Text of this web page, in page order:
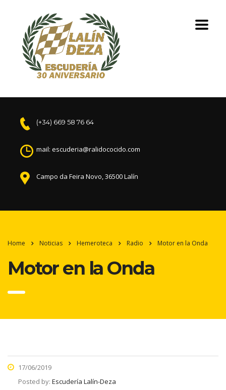
(+34) 669 58 76 64
mail: escuderia@ralidococido.com
Campo da Feira Novo, 36500 Lalín
Home Noticias Hemeroteca Radio Motor en la Onda
Motor en la Onda
17/06/2019
Posted by: Escudería Lalín-Deza